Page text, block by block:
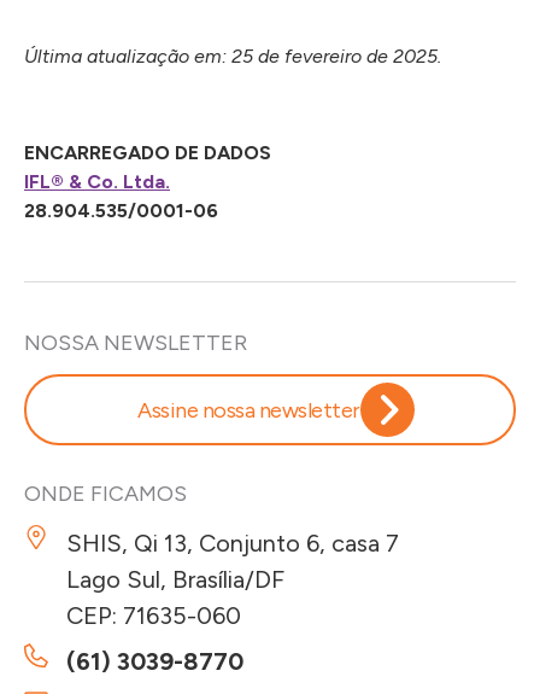
Última atualização em: 25 de fevereiro de 2025.
ENCARREGADO DE DADOS
IFL® & Co. Ltda.
28.904.535/0001-06
ONDE FICAMOS
SHIS, Qi 13, Conjunto 6, casa 7
Lago Sul, Brasília/DF
CEP: 71635-060
(61) 3039-8770
NOSSA NEWSLETTER
Assine nossa newsletter